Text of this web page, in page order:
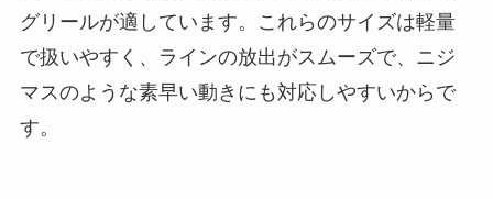
グリールが適しています。これらのサイズは軽量
で扱いやすく、ラインの放出がスムーズで、ニジ
マスのような素早い動きにも対応しやすいからで
す。